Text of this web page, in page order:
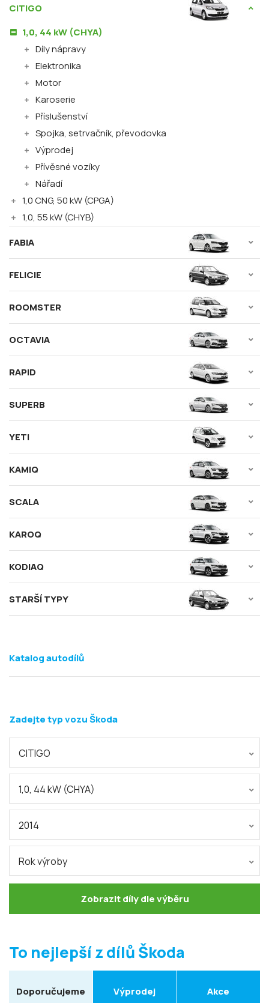
CITIGO
1,0, 44 kW (CHYA)
Díly nápravy
Elektronika
Motor
Karoserie
Příslušenství
Spojka, setrvačník, převodovka
Výprodej
Přívěsné vozíky
Nářadí
1,0 CNG, 50 kW (CPGA)
1,0, 55 kW (CHYB)
FABIA
FELICIE
ROOMSTER
OCTAVIA
RAPID
SUPERB
YETI
KAMIQ
SCALA
KAROQ
KODIAQ
STARŠÍ TYPY
Zadejte typ vozu Škoda
CITIGO
1,0, 44 kW (CHYA)
2014
Rok výroby
Zobrazit díly dle výběru
Katalog autodílů
To nejlepší z dílů Škoda
Doporučujeme Výprodej Akce